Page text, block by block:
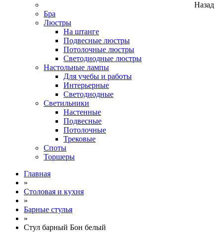
Назад
Бра
Люстры
На штанге
Подвесные люстры
Потолочные люстры
Светодиодные люстры
Настольные лампы
Для учебы и работы
Интерьерные
Светодиодные
Светильники
Настенные
Подвесные
Потолочные
Трековые
Споты
Торшеры
Главная
»
Столовая и кухня
»
Барные стулья
»
Стул барный Бон белый